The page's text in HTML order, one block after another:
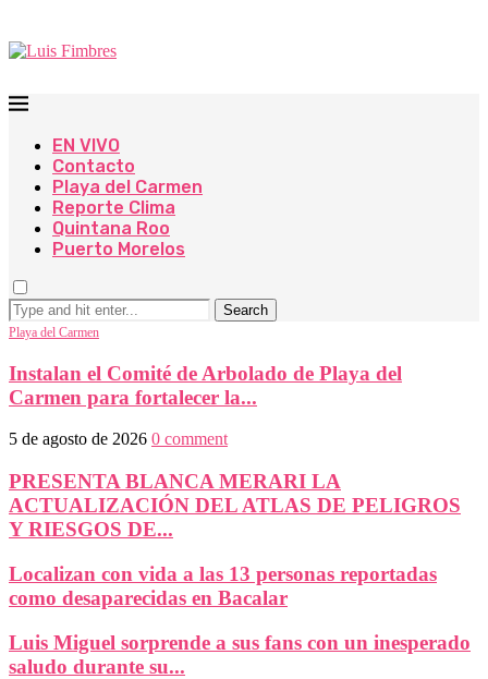
EN VIVO
Contacto
Playa del Carmen
Reporte Clima
Quintana Roo
Puerto Morelos
Search
Playa del Carmen
Instalan el Comité de Arbolado de Playa del
Carmen para fortalecer la...
5 de agosto de 2026 0 comment
PRESENTA BLANCA MERARI LA
ACTUALIZACIÓN DEL ATLAS DE PELIGROS
Y RIESGOS DE...
Localizan con vida a las 13 personas reportadas
como desaparecidas en Bacalar
Luis Miguel sorprende a sus fans con un inesperado
saludo durante su...